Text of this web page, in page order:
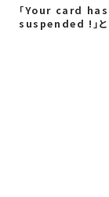
「Your card
suspended !」